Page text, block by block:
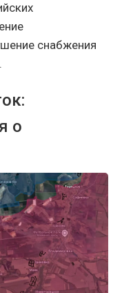
снабжения
о